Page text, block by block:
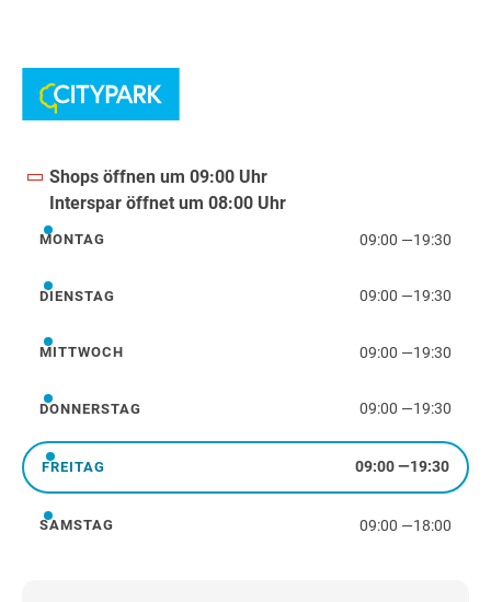
Shops öffnen um 09:00 Uhr
Interspar öffnet um 08:00 Uhr
Montag
MONTAG 09:00 —19:30
Dienstag
DIENSTAG 09:00 —19:30
Mittwoch
MITTWOCH 09:00 —19:30
Donnerstag
DONNERSTAG 09:00 —19:30
Freitag
FREITAG 09:00—19:30
Samstag
SAMSTAG 09:00 —18:00